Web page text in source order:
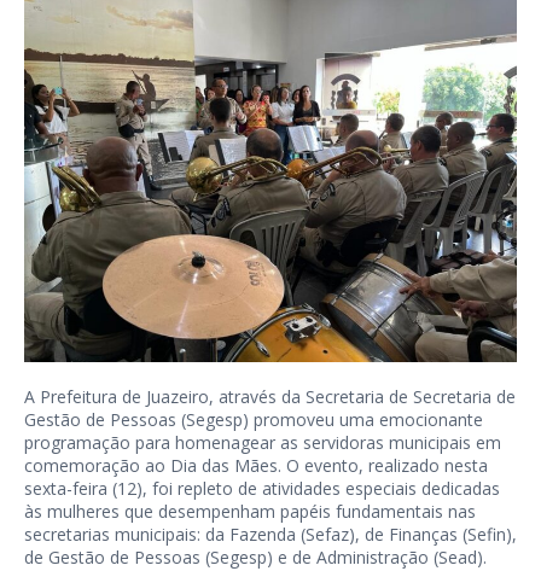
A Prefeitura de Juazeiro, através da Secretaria de Secretaria de
Gestão de Pessoas (Segesp) promoveu uma emocionante
programação para homenagear as servidoras municipais em
comemoração ao Dia das Mães. O evento, realizado nesta
sexta-feira (12), foi repleto de atividades especiais dedicadas
às mulheres que desempenham papéis fundamentais nas
secretarias municipais: da Fazenda (Sefaz), de Finanças (Sefin),
de Gestão de Pessoas (Segesp) e de Administração (Sead).